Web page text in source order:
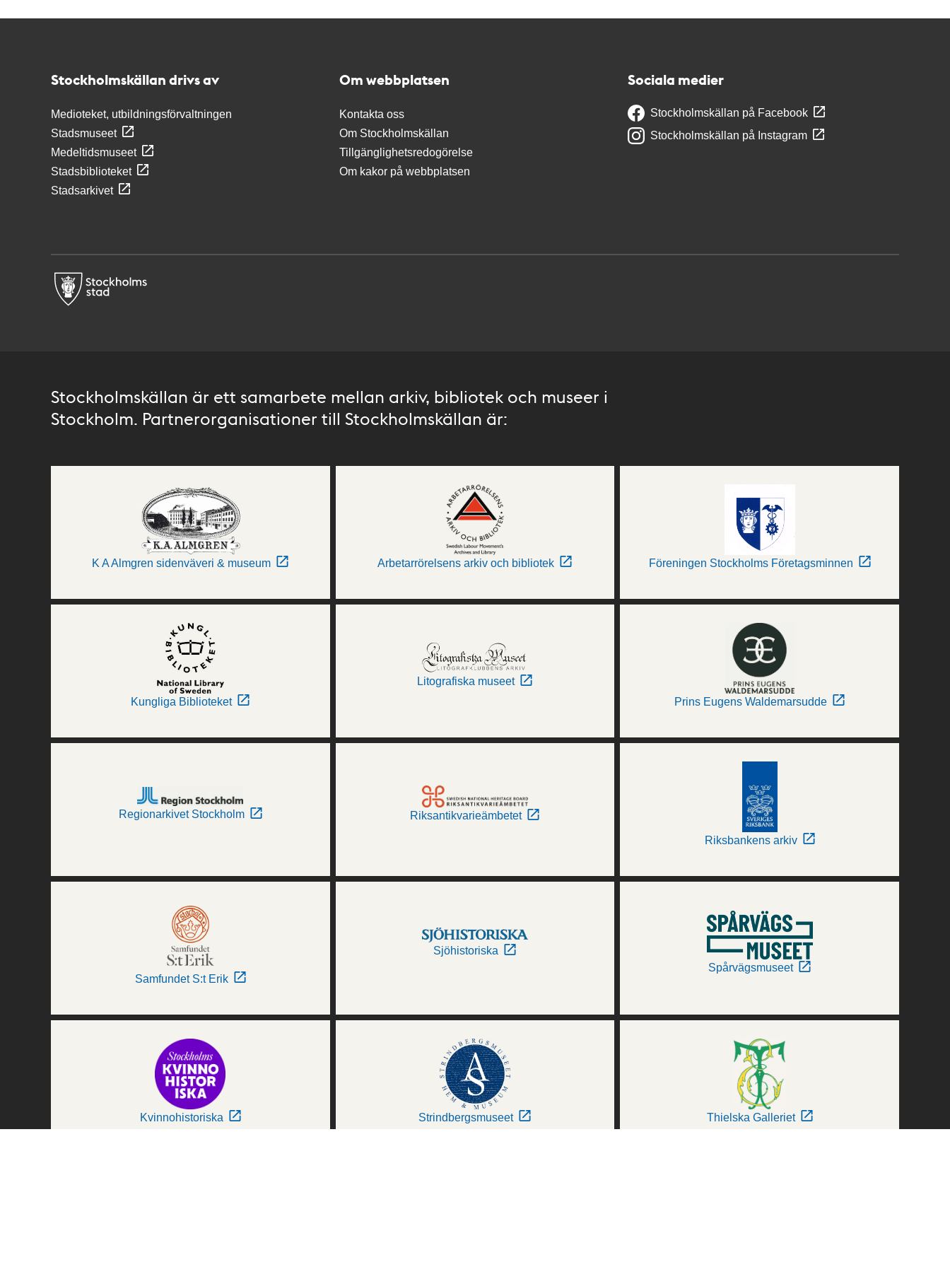
Stockholmskällan drivs av
Medioteket, utbildningsförvaltningen
Stadsmuseet
Medeltidsmuseet
Stadsbiblioteket
Stadsarkivet
Om webbplatsen
Kontakta oss
Om Stockholmskällan
Tillgänglighetsredogörelse
Om kakor på webbplatsen
Sociala medier
Stockholmskällan på Facebook
Stockholmskällan på Instagram
Stockholmskällan är ett samarbete mellan arkiv, bibliotek och museer i
Stockholm. Partnerorganisationer till Stockholmskällan är:
K A Almgren sidenväveri & museum Arbetarrörelsens arkiv och bibliotek Föreningen Stockholms Företagsminnen
Kungliga Biblioteket
Litografiska museet
Prins Eugens Waldemarsudde
Regionarkivet Stockholm Riksantikvarieämbetet
Riksbankens arkiv
Samfundet S:t Erik
Sjöhistoriska
Spårvägsmuseet
Kvinnohistoriska Strindbergsmuseet Thielska Galleriet